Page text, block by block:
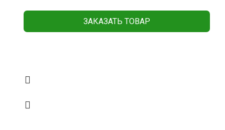
ЗАКАЗАТЬ ТОВАР